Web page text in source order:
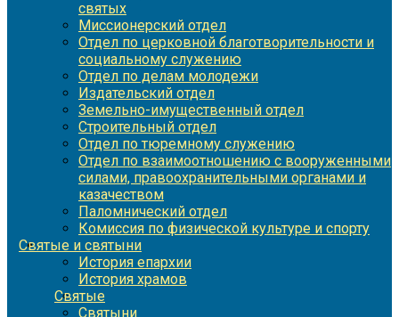
святых
Миссионерский отдел
Отдел по церковной благотворительности и
социальному служению
Отдел по делам молодежи
Издательский отдел
Земельно-имущественный отдел
Строительный отдел
Отдел по тюремному служению
Отдел по взаимоотношению с вооруженными
силами, правоохранительными органами и
казачеством
Паломнический отдел
Комиссия по физической культуре и спорту
Святые и святыни
История епархии
История храмов
Святые
Святыни